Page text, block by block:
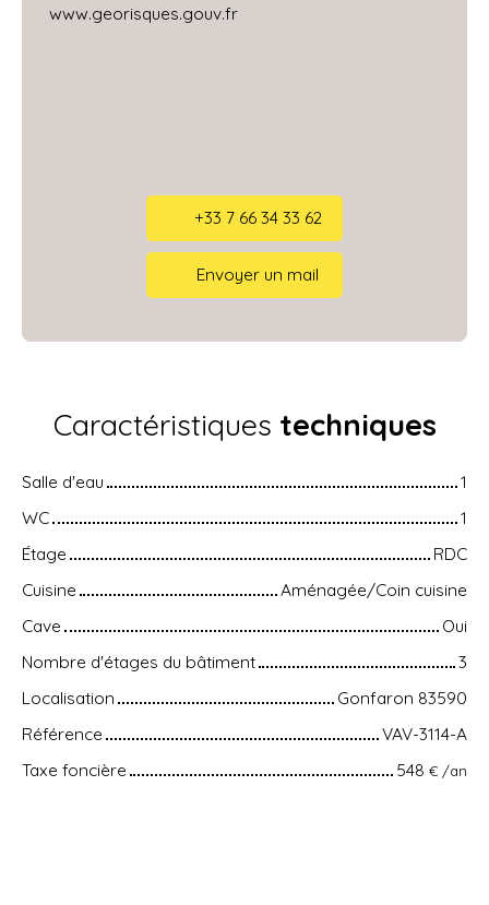
www.georisques.gouv.fr
+33 7 66 34 33 62
Envoyer un mail
Caractéristiques techniques
Salle d'eau
1
WC
1
Étage
RDC
Cuisine
Aménagée/Coin cuisine
Cave
Oui
Nombre d'étages du bâtiment
3
Localisation
Gonfaron 83590
Référence
VAV-3114-A
Taxe foncière
548 € /an